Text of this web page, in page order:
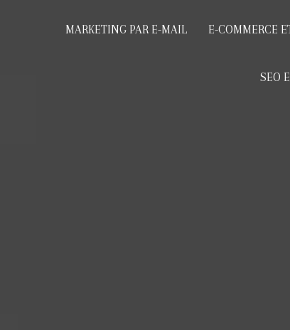
E-COMMERCE
MARKETING PAR E-MAIL
SEO